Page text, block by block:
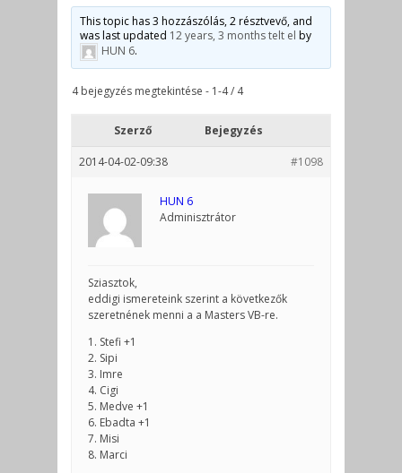
This topic has 3 hozzászólás, 2 résztvevő, and
was last updated 12 years, 3 months telt el by
HUN 6.
4 bejegyzés megtekintése - 1-4 / 4
Szerző Bejegyzés
2014-04-02-09:38 #1098
HUN 6
Adminisztrátor
Sziasztok,
eddigi ismereteink szerint a következők
szeretnének menni a a Masters VB-re.
1. Stefi +1
2. Sipi
3. Imre
4. Cigi
5. Medve +1
6. Ebadta +1
7. Misi
8. Marci